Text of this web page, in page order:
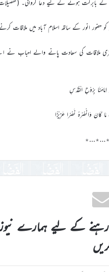
بابرکت ہونے کے لیے دعا کروائی۔ (تفصیلات
ملاقات کی سعادت پانے والے احباب نے
اِمَامَنَا بِرُوْحِ الْقُدُسِ
کَانَ وَانْصُرْہُ نَصْرًا عَزِیْزًا
٭…٭…٭
کے لیے ہمارے نیوز